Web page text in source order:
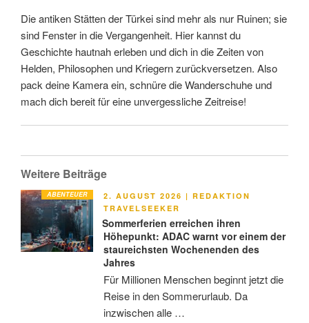
Die antiken Stätten der Türkei sind mehr als nur Ruinen; sie
sind Fenster in die Vergangenheit. Hier kannst du
Geschichte hautnah erleben und dich in die Zeiten von
Helden, Philosophen und Kriegern zurückversetzen. Also
pack deine Kamera ein, schnüre die Wanderschuhe und
mach dich bereit für eine unvergessliche Zeitreise!
Weitere Beiträge
ABENTEUER
VERÖFFENTLICHT
AM
2. AUGUST 2026 | REDAKTION
TRAVELSEEKER
Sommerferien erreichen ihren
Höhepunkt: ADAC warnt vor einem der
staureichsten Wochenenden des
Jahres
Für Millionen Menschen beginnt jetzt die
Reise in den Sommerurlaub. Da
inzwischen alle …